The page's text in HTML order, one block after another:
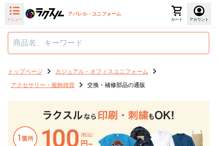
メニュー
アパレル・ユニフォーム
カート アカウント
トップページ
カジュアル・オフィスユニフォーム
アクセサリー・服飾雑貨
交換・補修部品の通販